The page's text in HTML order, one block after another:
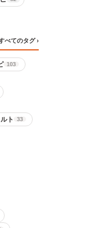
べてのタグ ›
103
ト 33